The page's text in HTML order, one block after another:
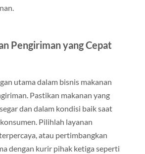
Pengiriman yang Cepat
utama dalam bisnis makanan
Pastikan makanan yang
dan dalam kondisi baik saat
Pilihlah layanan
atau pertimbangkan
dengan kurir pihak ketiga seperti